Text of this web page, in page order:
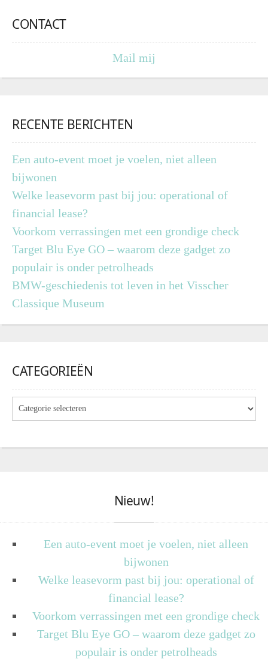
CONTACT
Mail mij
RECENTE BERICHTEN
Een auto-event moet je voelen, niet alleen
bijwonen
Welke leasevorm past bij jou: operational of
financial lease?
Voorkom verrassingen met een grondige check
Target Blu Eye GO – waarom deze gadget zo
populair is onder petrolheads
BMW-geschiedenis tot leven in het Visscher
Classique Museum
CATEGORIEËN
Nieuw!
Een auto-event moet je voelen, niet alleen
bijwonen
Welke leasevorm past bij jou: operational of
financial lease?
Voorkom verrassingen met een grondige check
Target Blu Eye GO – waarom deze gadget zo
populair is onder petrolheads